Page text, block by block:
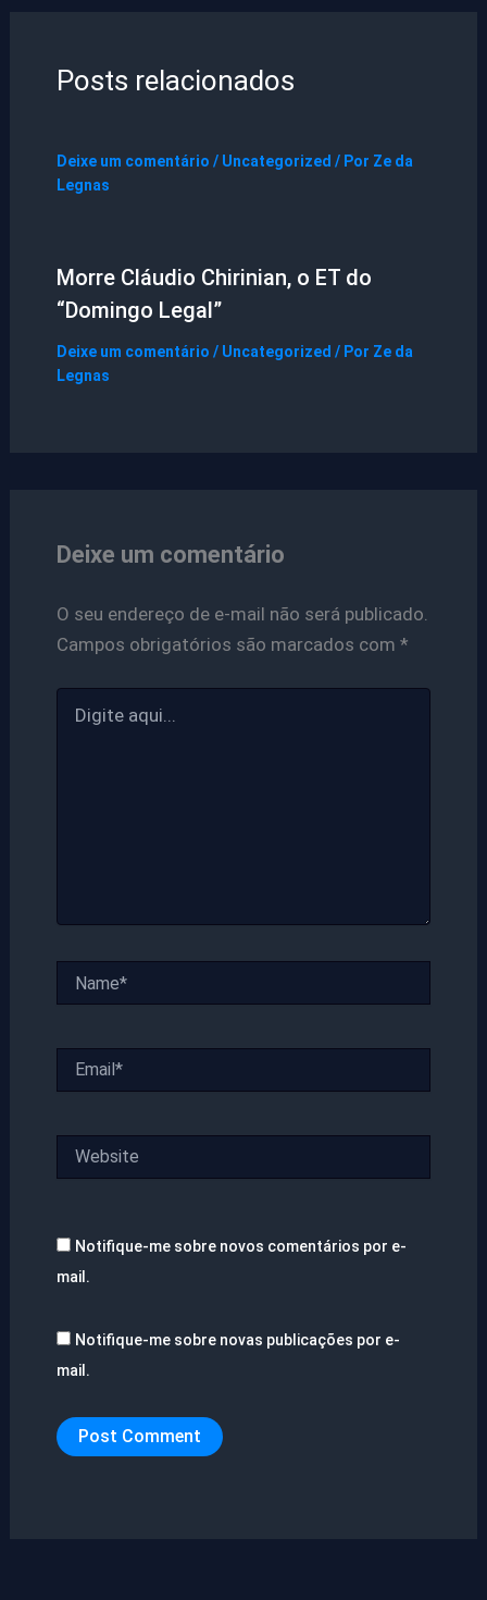
Posts relacionados
Deixe um comentário / Uncategorized / Por Ze da
Legnas
Morre Cláudio Chirinian, o ET do
“Domingo Legal”
Deixe um comentário / Uncategorized / Por Ze da
Legnas
Deixe um comentário
O seu endereço de e-mail não será publicado.
Campos obrigatórios são marcados com *
aqui...
Notifique-me sobre novos comentários por e-
mail.
Notifique-me sobre novas publicações por e-
mail.